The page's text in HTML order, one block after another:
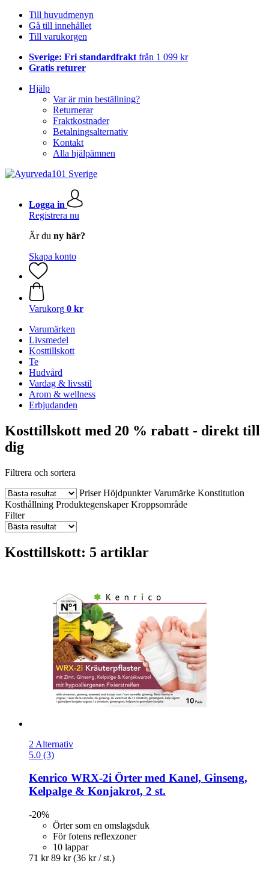
Till huvudmenyn
Gå till innehållet
Till varukorgen
Sverige: Fri standardfrakt från 1 099 kr
Gratis returer
Hjälp
Var är min beställning?
Returnerar
Fraktkostnader
Betalningsalternativ
Kontakt
Alla hjälpämnen
Logga in
Registrera nu
Är du ny här?
Skapa konto
Varukorg 0 kr
Varumärken
Livsmedel
Kosttillskott
Te
Hudvård
Vardag & livsstil
Arom & wellness
Erbjudanden
Kosttillskott med 20 % rabatt - direkt till
dig
Filtrera och sortera
Priser Höjdpunkter Varumärke Konstitution
Kosthållning Produktegenskaper Kroppsområde
Filter
Kosttillskott: 5 artiklar
2 Alternativ
5.0 (3)
Kenrico WRX-​2i Örter med Kanel, Ginseng,
Kelpalge & Konjakrot, 2 st.
-20%
Örter som en omslagsduk
För fotens reflexzoner
10 lappar
71 kr 89 kr (36 kr / st.)